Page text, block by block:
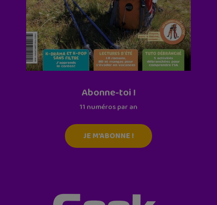
Abonne-toi !
11 numéros par an
JE M'ABONNE !